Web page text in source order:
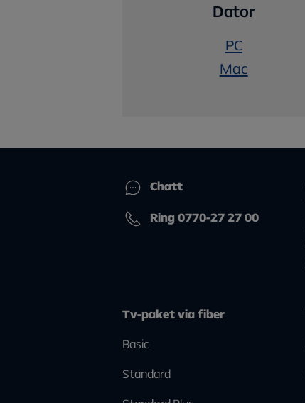
Dator
PC
Mac
Chatt
Ring 0770-27 27 00
Tv-paket via fiber
Basic
Standard